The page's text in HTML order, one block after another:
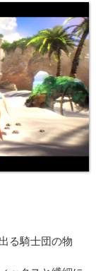
る騎士団の物